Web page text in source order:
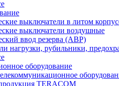
выключатели в литом
выключатели воздушные
ввод резерва (АВР)
нагрузки, рубильники,
оборудование
TERACOM